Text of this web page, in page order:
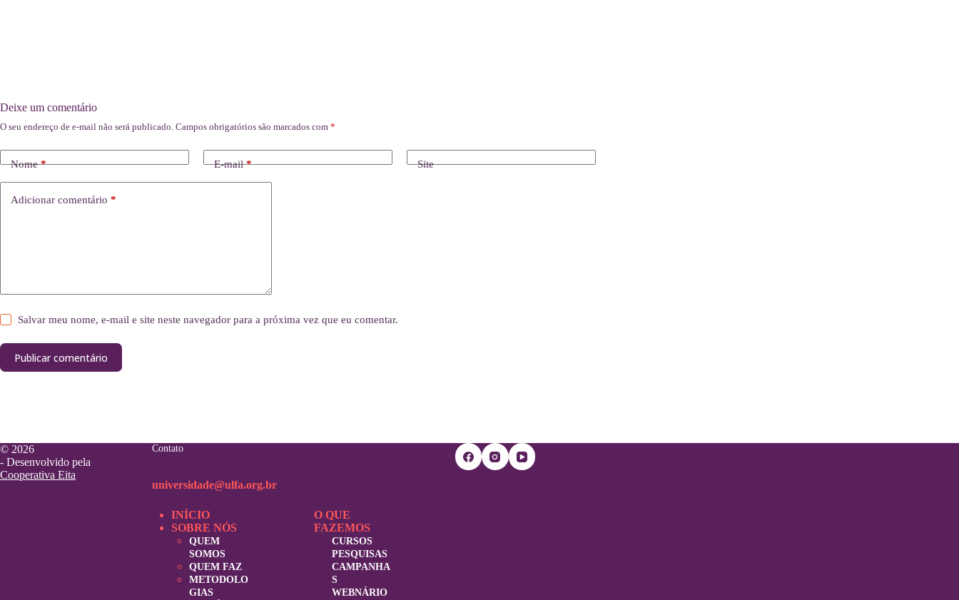
Deixe um comentário
O seu endereço de e-mail não será publicado. Campos obrigatórios são marcados com *
Nome* E-mail* Site
Adicionar comentário *
Salvar meu nome, e-mail e site neste navegador para a próxima vez que eu comentar.
Publicar comentário
© 2026
- Desenvolvido pela
Cooperativa Eita
Contato
universidade@ulfa.org.br
INÍCIO
SOBRE NÓS
QUEM
SOMOS
QUEM FAZ
METODOLO
GIAS
O QUE
FAZEMOS
CURSOS
PESQUISAS
CAMPANHA
S
WEBNÁRIO